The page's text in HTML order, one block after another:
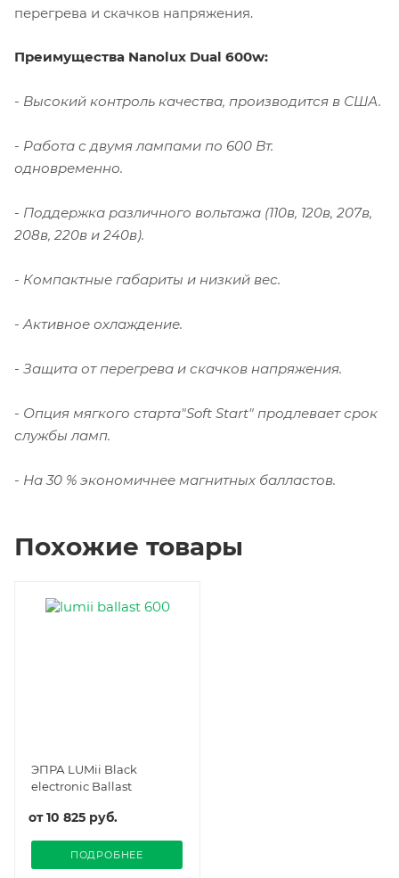
перегрева и скачков напряжения.
Преимущества Nanolux Dual 600w:
- Высокий контроль качества, производится в США.
- Работа с двумя лампами по 600 Вт.
одновременно.
- Поддержка различного вольтажа (110в, 120в, 207в,
208в, 220в и 240в).
- Компактные габариты и низкий вес.
- Активное охлаждение.
- Защита от перегрева и скачков напряжения.
- Опция мягкого старта"Soft Start" продлевает срок
службы ламп.
- На 30 % экономичнее магнитных балластов.
Похожие товары
ЭПРА LUMii Black
electronic Ballast
от10 825 руб.
ПОДРОБНЕЕ